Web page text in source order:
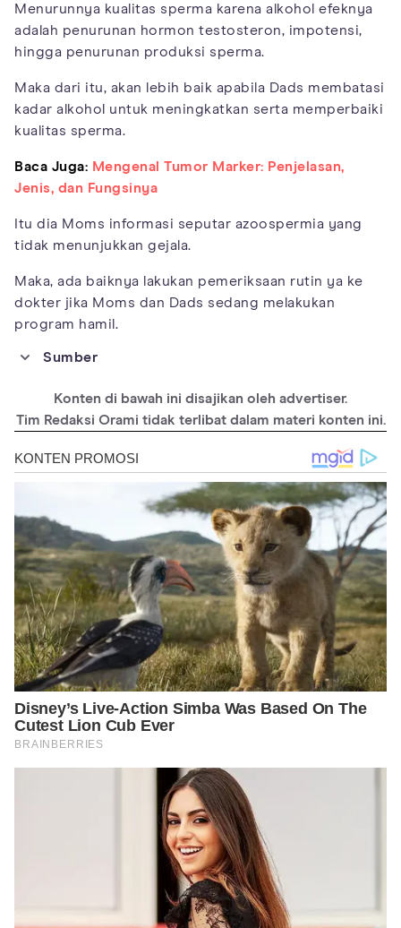
Menurunnya kualitas sperma karena alkohol efeknya
adalah penurunan hormon testosteron, impotensi,
hingga penurunan produksi sperma.
Maka dari itu, akan lebih baik apabila Dads membatasi
kadar alkohol untuk meningkatkan serta memperbaiki
kualitas sperma.
Baca Juga: Mengenal Tumor Marker: Penjelasan,
Jenis, dan Fungsinya
Itu dia Moms informasi seputar azoospermia yang
tidak menunjukkan gejala.
Maka, ada baiknya lakukan pemeriksaan rutin ya ke
dokter jika Moms dan Dads sedang melakukan
program hamil.
Sumber
azoospermia
https://www.hopkinsmedicine.org/health/conditions-and-
diseases/azoospermia
https://www.ncbi.nlm.nih.gov/pmc/articles/PMC3583158/
https://www.webmd.com/infertility-and-
reproduction/guide/azoospermia-causes-treatment
https://www.healthline.com/health/infertility/azoospermia#dia
gnosis\
https://www.ncbi.nlm.nih.gov/pmc/articles/PMC5675222/
Konten di bawah ini disajikan oleh advertiser.
Tim Redaksi Orami tidak terlibat dalam materi konten ini.